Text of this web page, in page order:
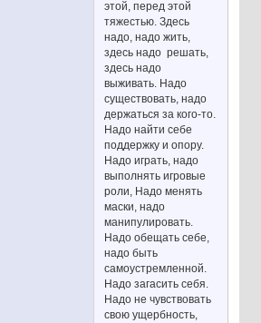
этой, перед этой
тяжестью. Здесь
надо, надо жить,
здесь надо решать,
здесь надо
выживать. Надо
существовать, надо
держаться за кого-то.
Надо найти себе
поддержку и опору.
Надо играть, надо
выполнять игровые
роли, Надо менять
маски, надо
манипулировать.
Надо обещать себе,
надо быть
самоустремленной.
Надо загасить себя.
Надо не чувствовать
свою ущербность,